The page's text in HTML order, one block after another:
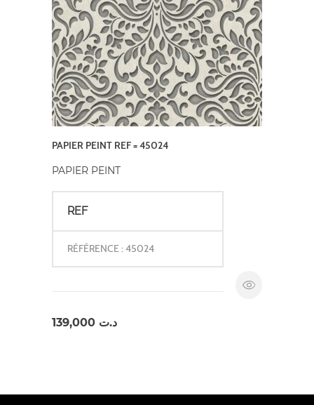
PAPIER PEINT REF = 45024
PAPIER PEINT
REF
RÉFÉRENCE : 45024
د.ت